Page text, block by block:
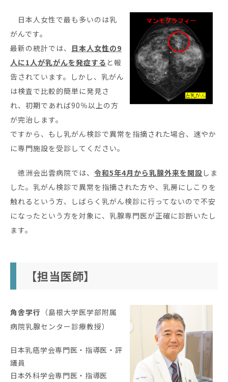
日本人女性で最も多いのは乳
がんです。
最新の統計では、 日本人女性の9
人に1人が乳がんを発症する と報
告されています。しかし、乳がん
は検査で比較的簡単に発見さ
れ、初期であれば90％以上の方
が完治します。
ですから、もし乳がん検診で異常を指摘された場合、速やか
に専門施設を受診してください。
徳洲会出雲病院では、 令和5年4月から乳腺外来を開設 しま
した。乳がん検診で異常を指摘された方や、乳房にしこりを
触れるという方、しばらく乳がん検診に行ってないので不安
になったという方を対象に、乳腺専門医が正確に診断いたし
ます。
【担当医師】
角舎学行 （島根大学医学部附属
病院乳腺センター診療教授）
日本乳癌学会専門医・指導医・評
議員
日本外科学会専門医・指導医